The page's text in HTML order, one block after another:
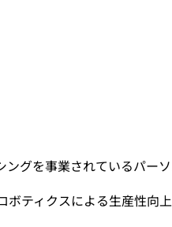
グを事業されているパー
ティクスによる生産性向